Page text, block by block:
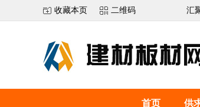
收藏本页 二维码 汇
首页 供